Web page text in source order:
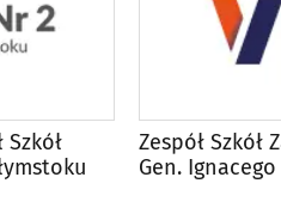
średnie
Zespół Szkół
Gen.